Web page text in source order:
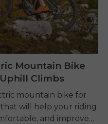
Mountain Bike
Climbs
mountain bike for
will help your riding
and improve